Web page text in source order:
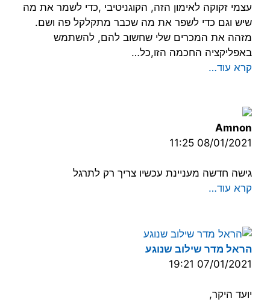
עצמי זקוקה לאימון הזה, הקוגניטיבי ,כדי לשמר את מה
שיש וגם כדי לשפר את מה שכבר מתקלקל פה ושם.
מזהה את המכרים שלי שחשוב להם, להשתמש
באפליקציה החכמה הזו,כל…
קרא עוד…
Amnon
08/01/2021 11:25
גישה חדשה מעניינת עכשיו צריך רק לתרגל
קרא עוד…
הראל מדר שילוב שנוגע
07/01/2021 19:21
יועד היקר,